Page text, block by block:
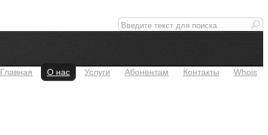
Главная О нас Услуги Абонентам Контакты Whois